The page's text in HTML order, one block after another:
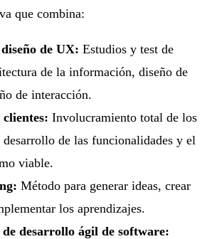
que combina:
de UX: Estudios y test de
de la información, diseño de
de interacción.
Involucramiento total de los
de las funcionalidades y el
viable.
Método para generar ideas, crear
los aprendizajes.
desarrollo ágil de software: